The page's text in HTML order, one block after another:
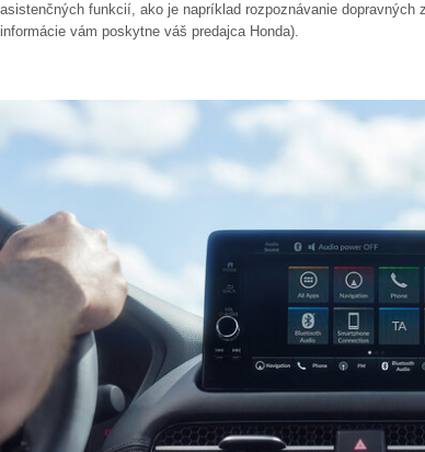
asistenčných funkcií, ako je napríklad rozpoznávanie
informácie vám poskytne váš predajca Honda).